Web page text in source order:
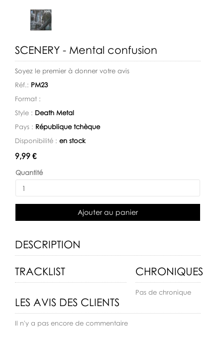
SCENERY - Mental confusion
Soyez le premier à donner votre avis
Réf.: PM23
Format :
Style : Death Metal
Pays : République tchèque
Disponibilité : en stock
Disponibilité:
9,99 €
Quantité
Ajouter au panier
DESCRIPTION
TRACKLIST CHRONIQUES
Pas de chronique
LES AVIS DES CLIENTS
Il n'y a pas encore de commentaire